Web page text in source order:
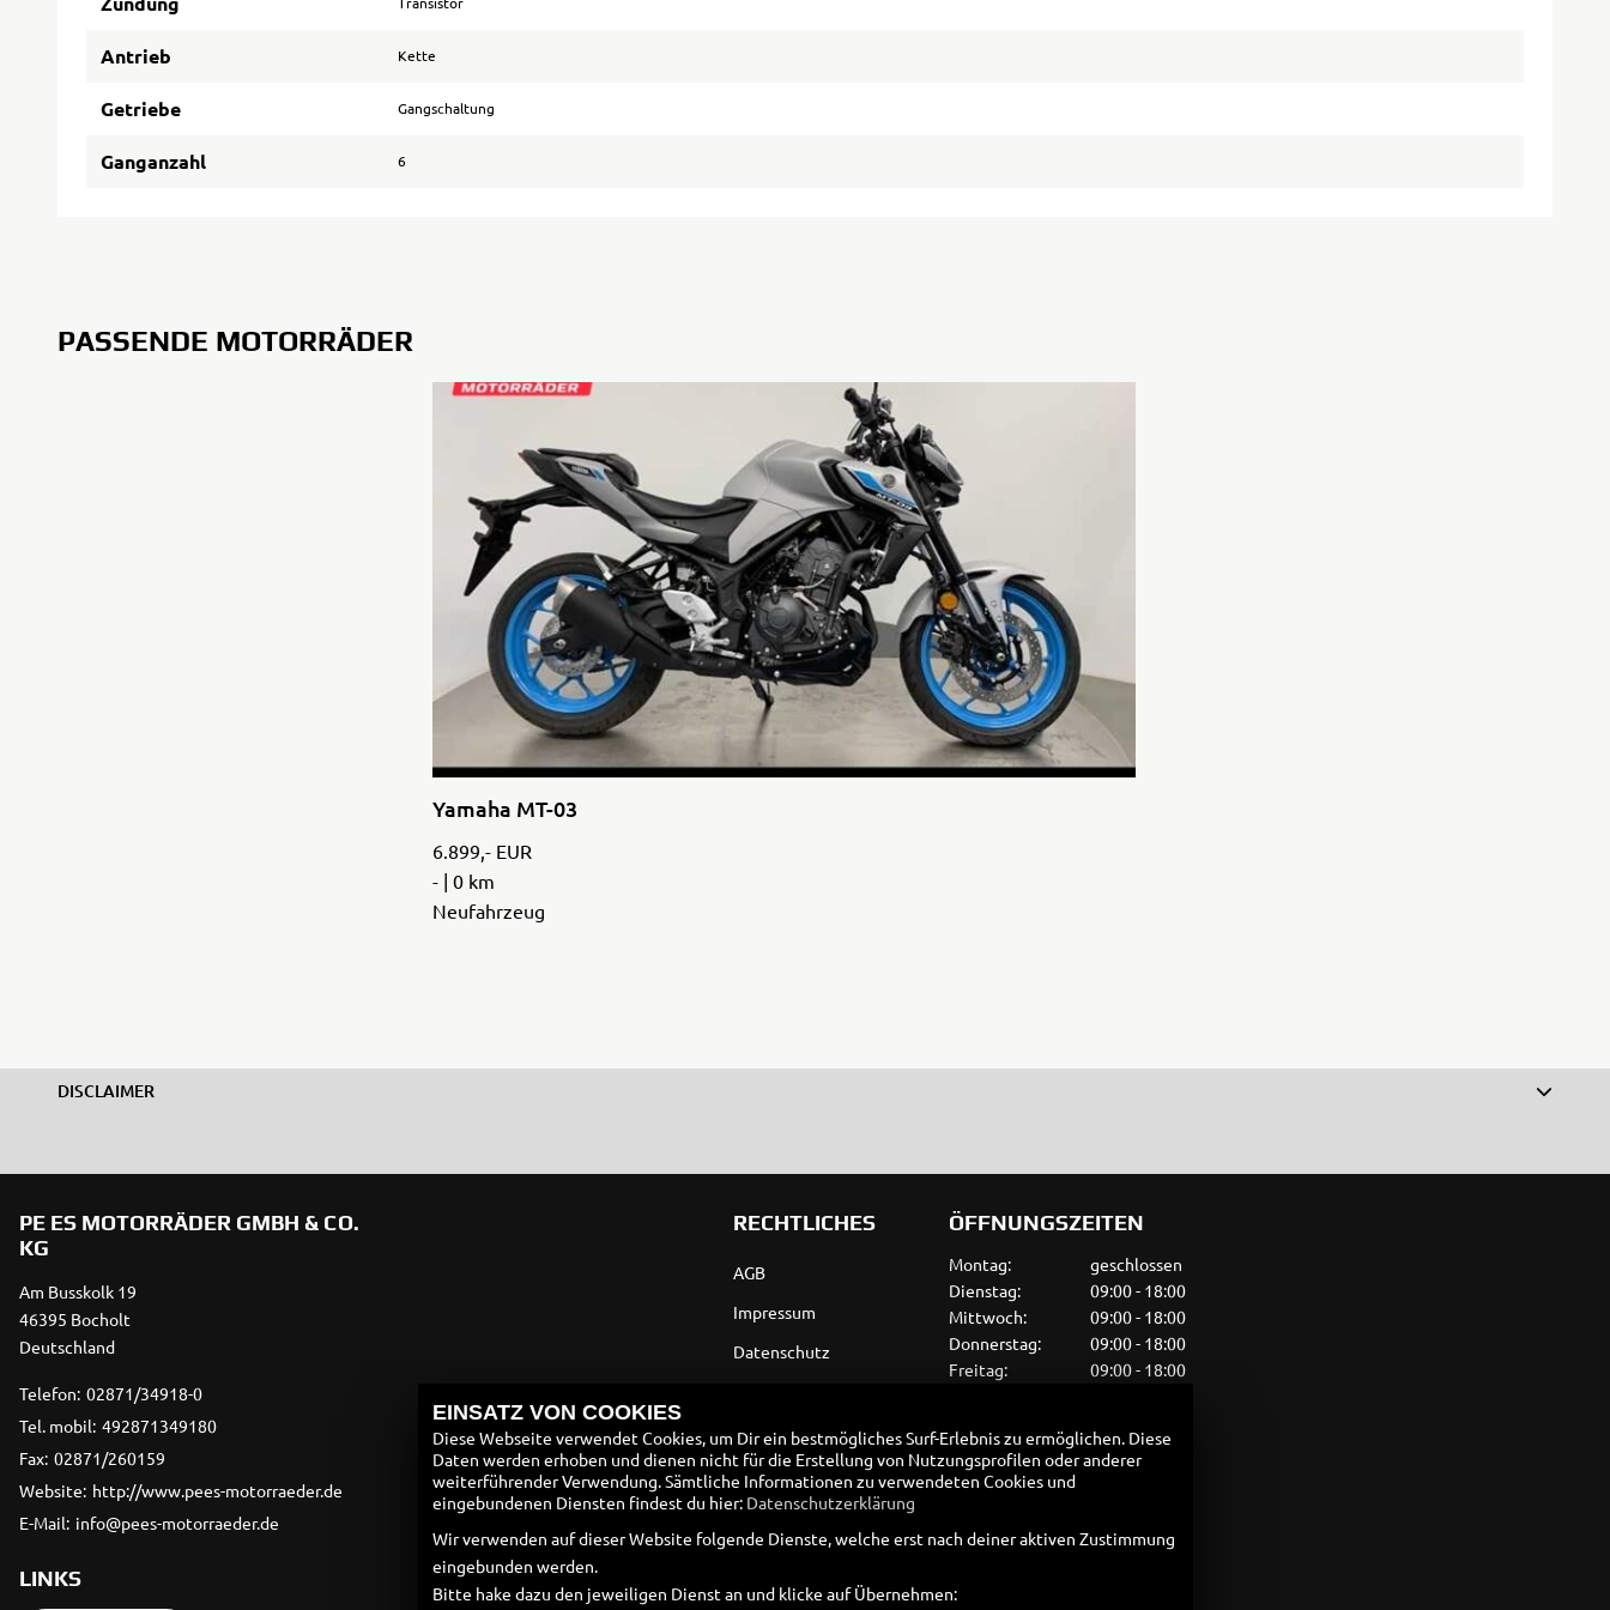
Antrieb Kette
Getriebe Gangschaltung
Ganganzahl 6
PASSENDE MOTORRÄDER
Yamaha MT-03
6.899,- EUR
- | 0 km
Neufahrzeug
DISCLAIMER
PE ES MOTORRÄDER GMBH & CO.
KG
Am Busskolk 19
46395 Bocholt
Deutschland
Telefon: 02871/34918-0
Tel. mobil: 492871349180
Fax: 02871/260159
Website: http://www.pees-motorraeder.de
E-Mail: info@pees-motorraeder.de
LINKS
RECHTLICHES
AGB
Impressum
Datenschutz
Barrierefreiheit
Batteriegesetz
Altölverordnung
ÖFFNUNGSZEITEN
Montag:
geschlossen
Dienstag:
09:00 - 18:00
Mittwoch:
09:00 - 18:00
Donnerstag:
09:00 - 18:00
Freitag:
09:00 - 18:00
EINSATZ VON COOKIES
Diese Webseite verwendet Cookies, um Dir ein bestmögliches Surf-Erlebnis zu ermöglichen. Diese
Daten werden erhoben und dienen nicht für die Erstellung von Nutzungsprofilen oder anderer
weiterführender Verwendung. Sämtliche Informationen zu verwendeten Cookies und
eingebundenen Diensten findest du hier: Datenschutzerklärung
Wir verwenden auf dieser Website folgende Dienste, welche erst nach deiner aktiven Zustimmung
eingebunden werden.
Bitte hake dazu den jeweiligen Dienst an und klicke auf Übernehmen: